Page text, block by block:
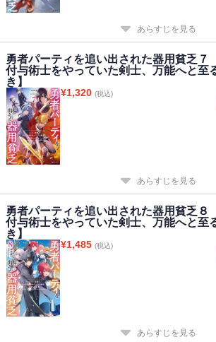
あらすじを見る
勇者パーティを追い出された器用貧乏
付与術士をやっていた剣士、万能へと
き】
¥1,320 (税込)
あらすじを見る
勇者パーティを追い出された器用貧乏
付与術士をやっていた剣士、万能へと
き】
¥1,485 (税込)
あらすじを見る